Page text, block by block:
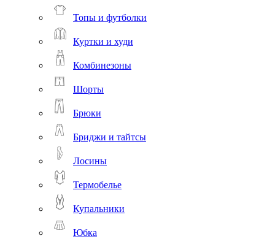
Топы и футболки
Куртки и худи
Комбинезоны
Шорты
Брюки
Бриджи и тайтсы
Лосины
Термобелье
Купальники
Юбка